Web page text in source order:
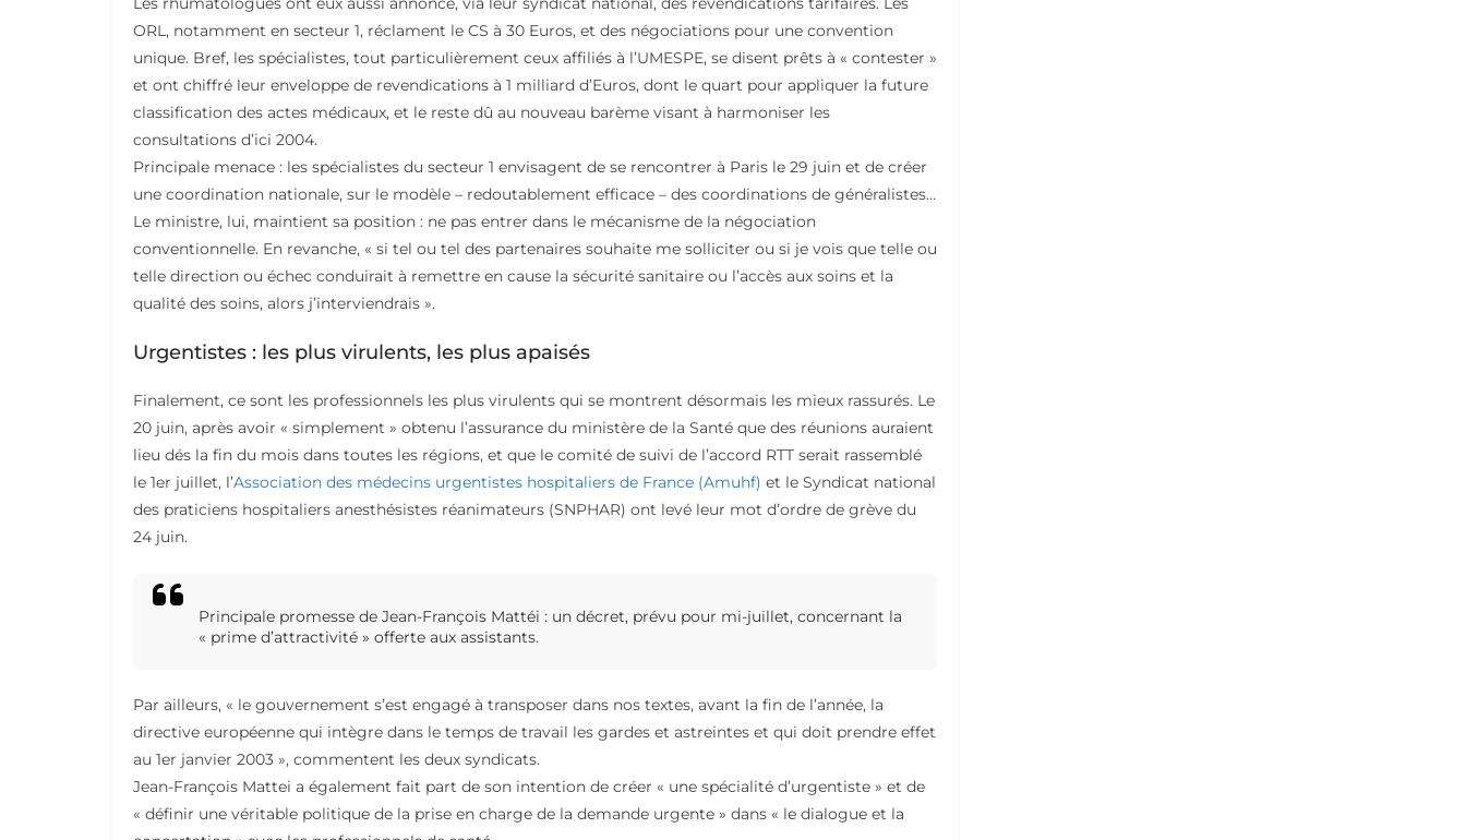
ORL, notamment en secteur 1, réclament le CS à 30 Euros, et des négociations pour une convention
unique. Bref, les spécialistes, tout particulièrement ceux affiliés à l’UMESPE, se disent prêts à « contester »
et ont chiffré leur enveloppe de revendications à 1 milliard d’Euros, dont le quart pour appliquer la future
classification des actes médicaux, et le reste dû au nouveau barème visant à harmoniser les
consultations d’ici 2004.
Principale menace : les spécialistes du secteur 1 envisagent de se rencontrer à Paris le 29 juin et de créer
une coordination nationale, sur le modèle – redoutablement efficace – des coordinations de généralistes…
Le ministre, lui, maintient sa position : ne pas entrer dans le mécanisme de la négociation
conventionnelle. En revanche, « si tel ou tel des partenaires souhaite me solliciter ou si je vois que telle ou
telle direction ou échec conduirait à remettre en cause la sécurité sanitaire ou l’accès aux soins et la
qualité des soins, alors j’interviendrais ».
Urgentistes : les plus virulents, les plus apaisés
Finalement, ce sont les professionnels les plus virulents qui se montrent désormais les mieux rassurés. Le
20 juin, après avoir « simplement » obtenu l’assurance du ministère de la Santé que des réunions auraient
lieu dés la fin du mois dans toutes les régions, et que le comité de suivi de l’accord RTT serait rassemblé
le 1er juillet, l’Association des médecins urgentistes hospitaliers de France (Amuhf) et le Syndicat national
des praticiens hospitaliers anesthésistes réanimateurs (SNPHAR) ont levé leur mot d’ordre de grève du
24 juin.
Principale promesse de Jean-François Mattéi : un décret, prévu pour mi-juillet, concernant la
« prime d’attractivité » offerte aux assistants.
Par ailleurs, « le gouvernement s’est engagé à transposer dans nos textes, avant la fin de l’année, la
directive européenne qui intègre dans le temps de travail les gardes et astreintes et qui doit prendre effet
au 1er janvier 2003 », commentent les deux syndicats.
Jean-François Mattei a également fait part de son intention de créer « une spécialité d’urgentiste » et de
« définir une véritable politique de la prise en charge de la demande urgente » dans « le dialogue et la